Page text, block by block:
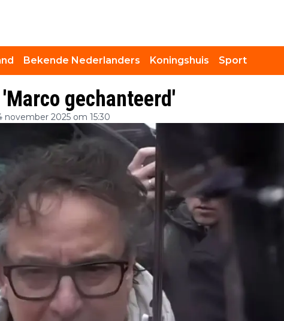
Bekende Nederlanders Koningshuis Sport
gechanteerd'
november 2025 om 15:30